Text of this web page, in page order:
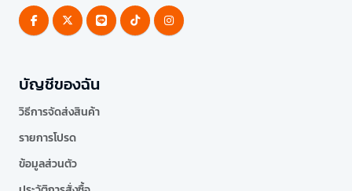
บัญชีของฉัน
วิธีการจัดส่งสินค้า
รายการโปรด
ข้อมูลส่วนตัว